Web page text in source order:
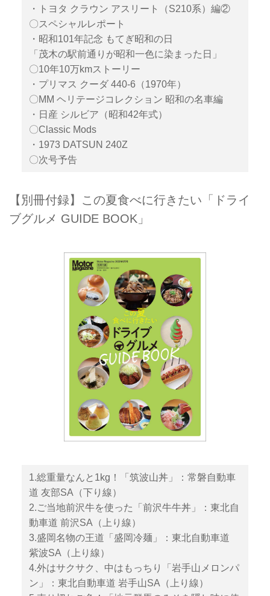
・トヨタ クラウン アスリート（S210系）編②
〇スペシャルレポート
・昭和101年記念 もてぎ昭和の日
「茂木の駅前通りが昭和一色に染まった日」
〇10年10万kmストーリー
・プリマス クーダ 440-6（1970年）
〇MM ヘリテージコレクション 昭和の名車編
・日産 シルビア（昭和42年式）
〇Classic Mods
・1973 DATSUN 240Z
〇次号予告
【別冊付録】この夏食べに行きたい「ドライ
ブグルメ GUIDE BOOK」
1.総重量なんと1kg！「筑波山丼」：常磐自動車
道 友部SA（下り線）
2.ご当地前沢牛を使った「前沢牛牛丼」：東北自
動車道 前沢SA（上り線）
3.盛岡名物の王道「盛岡冷麺」：東北自動車道
紫波SA（上り線）
4.外はサクサク、中はもっちり「岩手山メロンパ
ン」：東北自動車道 岩手山SA（上り線）